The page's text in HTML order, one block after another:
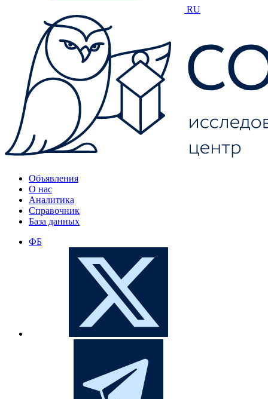
RU
Объявления
О нас
Аналитика
Справочник
База данных
ФБ